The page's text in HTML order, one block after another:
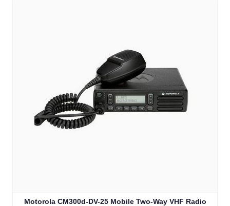
Motorola CM300d-DV-25 Mobile Two-Way VHF Radio